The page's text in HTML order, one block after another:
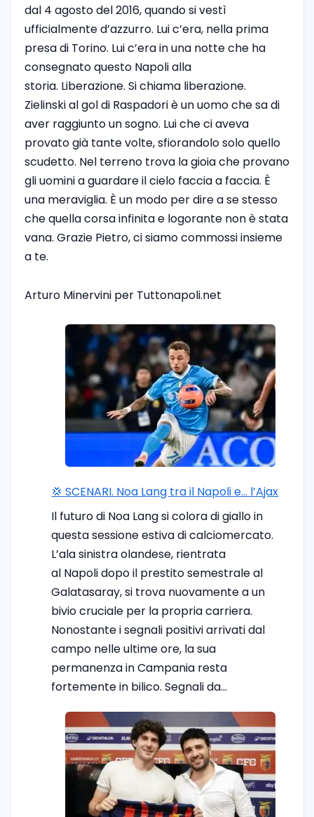
dal 4 agosto del 2016, quando si vestì
ufficialmente d’azzurro. Lui c’era, nella prima
presa di Torino. Lui c’era in una notte che ha
consegnato questo Napoli alla
storia. Liberazione. Si chiama liberazione.
Zielinski al gol di Raspadori è un uomo che sa di
aver raggiunto un sogno. Lui che ci aveva
provato già tante volte, sfiorandolo solo quello
scudetto. Nel terreno trova la gioia che provano
gli uomini a guardare il cielo faccia a faccia. È
una meraviglia. È un modo per dire a se stesso
che quella corsa infinita e logorante non è stata
vana. Grazie Pietro, ci siamo commossi insieme
a te.
Arturo Minervini per Tuttonapoli.net
💢 SCENARI. Noa Lang tra il Napoli e… l’Ajax
Il futuro di Noa Lang si colora di giallo in
questa sessione estiva di calciomercato.
L’ala sinistra olandese, rientrata
al Napoli dopo il prestito semestrale al
Galatasaray, si trova nuovamente a un
bivio cruciale per la propria carriera.
Nonostante i segnali positivi arrivati dal
campo nelle ultime ore, la sua
permanenza in Campania resta
fortemente in bilico. Segnali da…